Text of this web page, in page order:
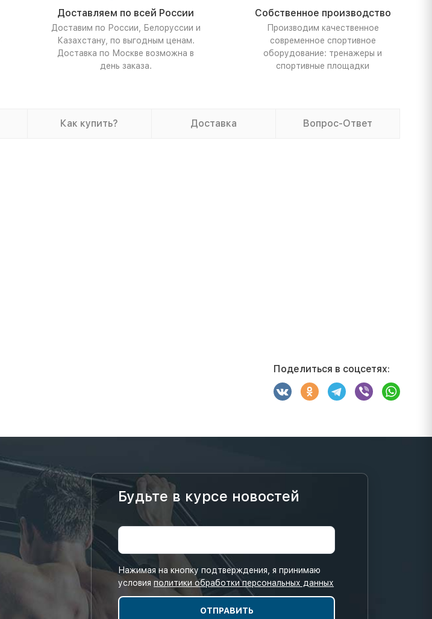
Доставляем по всей России
Доставим по России, Белоруссии и
Казахстану, по выгодным ценам.
Доставка по Москве возможна в
день заказа.
Собственное производство
Производим качественное
современное спортивное
оборудование: тренажеры и
спортивные площадки
Как купить? Доставка Вопрос-Ответ
Поделиться в соцсетях:
Будьте в курсе новостей
Нажимая на кнопку подтверждения, я принимаю
условия политики обработки персональных данных